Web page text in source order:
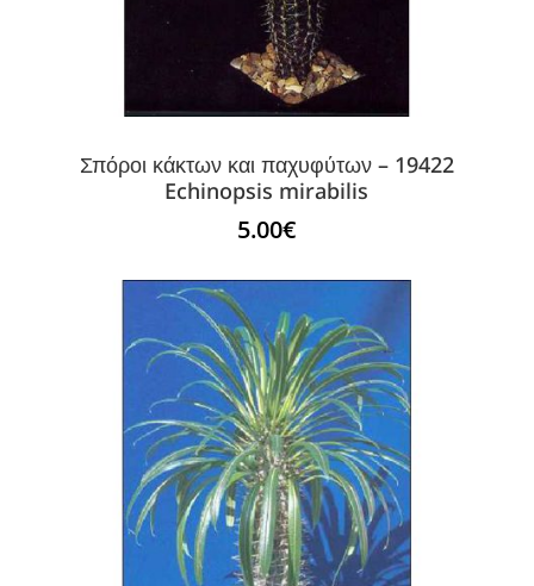
Σπόροι κάκτων και παχυφύτων – 19422
Echinopsis mirabilis
5.00€